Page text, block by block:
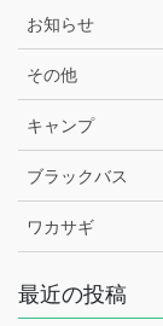
お知らせ
その他
キャンプ
ブラックバス
ワカサギ
最近の投稿